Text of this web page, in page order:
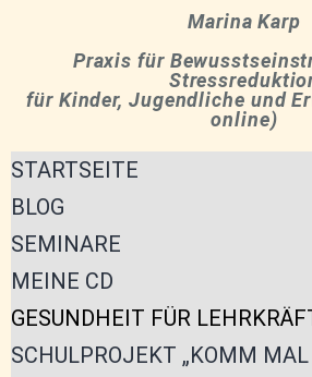
Marina Karp
Praxis für
für Kinder, Jugendliche und
online)
STARTSEITE
BLOG
SEMINARE
MEINE CD
GESUNDHEIT FÜR
SCHULPROJEKT „KOMM MAL